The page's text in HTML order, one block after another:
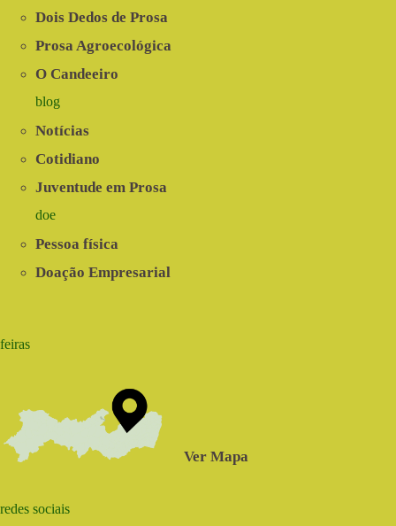
Dois Dedos de Prosa
Prosa Agroecológica
O Candeeiro
blog
Notícias
Cotidiano
Juventude em Prosa
doe
Pessoa física
Doação Empresarial
feiras
Ver Mapa
redes sociais